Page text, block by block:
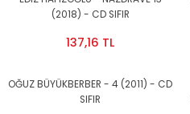
(2018) - CD SIFIR
137,16 TL
OĞUZ BÜYÜKBERBER - 4 (2011) - CD
SIFIR